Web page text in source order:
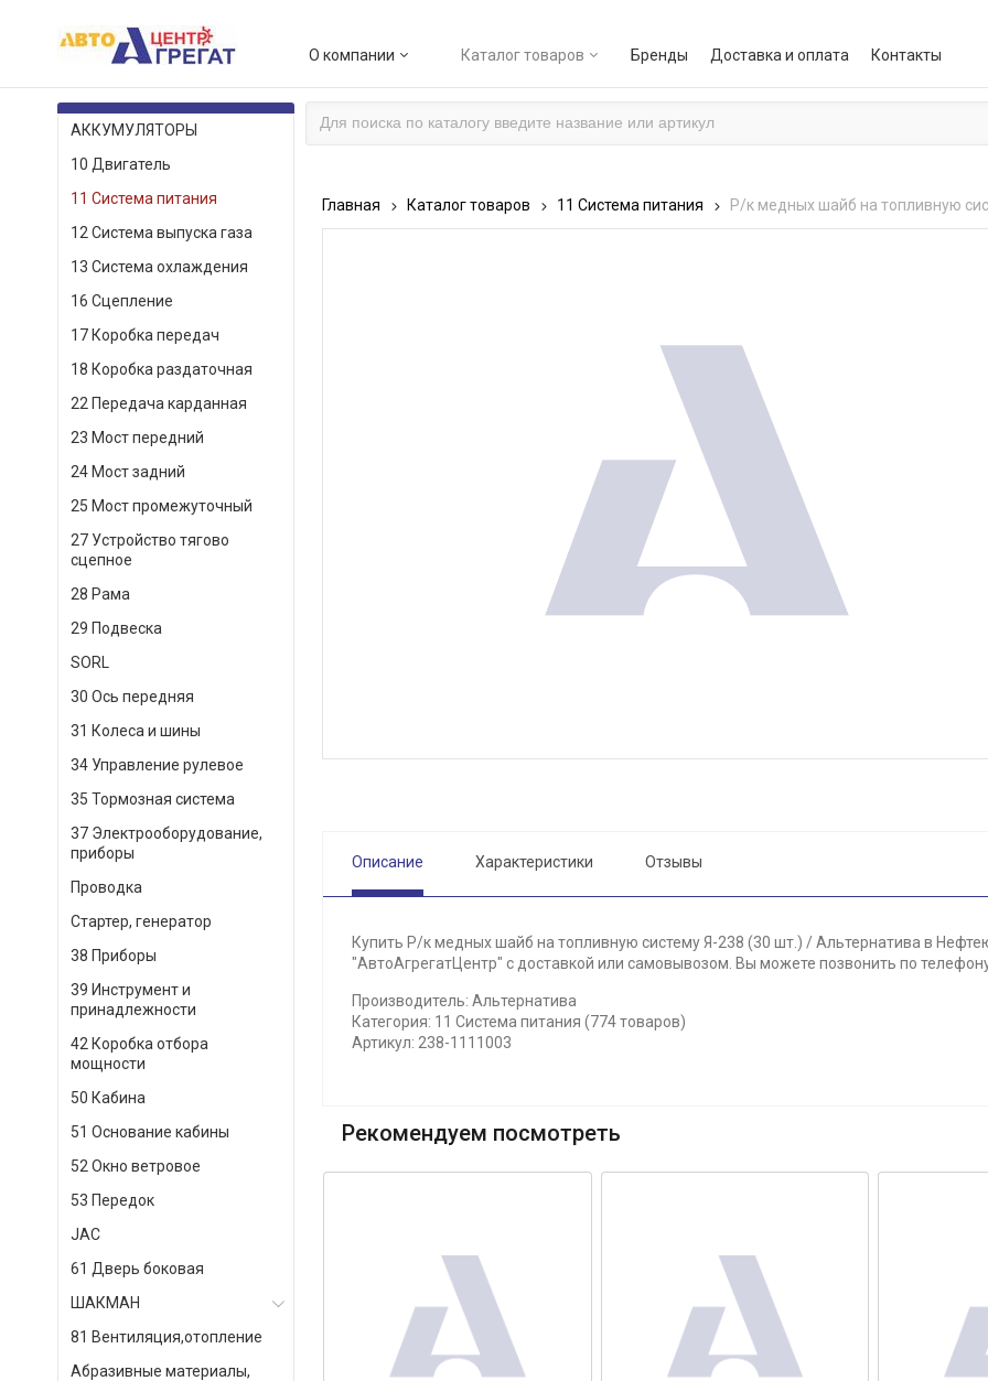
О компании Каталог товаров Бренды Доставка и оплата Контакты
КАТАЛОГ ТОВАРОВ
АККУМУЛЯТОРЫ
10 Двигатель
11 Система питания
12 Система выпуска газа
13 Система охлаждения
16 Сцепление
17 Коробка передач
18 Коробка раздаточная
22 Передача карданная
23 Мост передний
24 Мост задний
25 Мост промежуточный
27 Устройство тягово
сцепное
28 Рама
29 Подвеска
SORL
30 Ось передняя
31 Колеса и шины
34 Управление рулевое
35 Тормозная система
37 Электрооборудование,
приборы
Проводка
Стартер, генератор
38 Приборы
39 Инструмент и
принадлежности
42 Коробка отбора
мощности
50 Кабина
51 Основание кабины
52 Окно ветровое
53 Передок
JAC
61 Дверь боковая
ШАКМАН
81 Вентиляция,отопление
Абразивные материалы,
Главная Каталог товаров 11 Система питания Р/к медных шайб на топливную
Описание Характеристики Отзывы
Купить Р/к медных шайб на топливную систему Я-238 (30 шт.) / Альтернатива в
"АвтоАгрегатЦентр" с доставкой или самовывозом. Вы можете позвонить по
Производитель: Альтернатива
Категория: 11 Система питания (774 товаров)
Артикул: 238-1111003
Рекомендуем посмотреть